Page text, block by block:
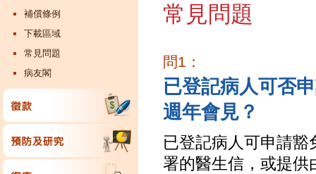
補償條例
下載區域
常見問題
病友閣
常見問題
問1：
已登記病人可否
週年會見？
已登記病人可申請
署的醫生信，或提供